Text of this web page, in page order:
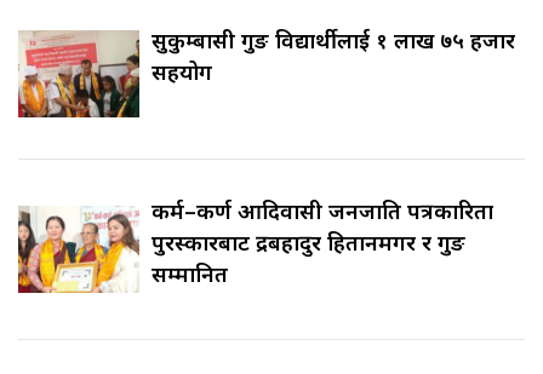
सुकुम्बासी गुरुङ विद्यार्थीलाई १ लाख ७५ हजार
सहयोग
कर्म–कर्ण आदिवासी जनजाति पत्रकारिता
पुरस्कारबाट रुद्रबहादुर हितानमगर र गुरुङ
सम्मानित